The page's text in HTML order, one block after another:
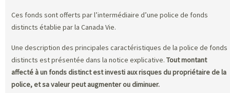
Ces fonds sont offerts par l’intermédiaire d’une police de fonds
distincts établie par la Canada Vie.
Une description des principales caractéristiques de la police de fonds
distincts est présentée dans la notice explicative. Tout montant
affecté à un fonds distinct est investi aux risques du propriétaire de la
police, et sa valeur peut augmenter ou diminuer.